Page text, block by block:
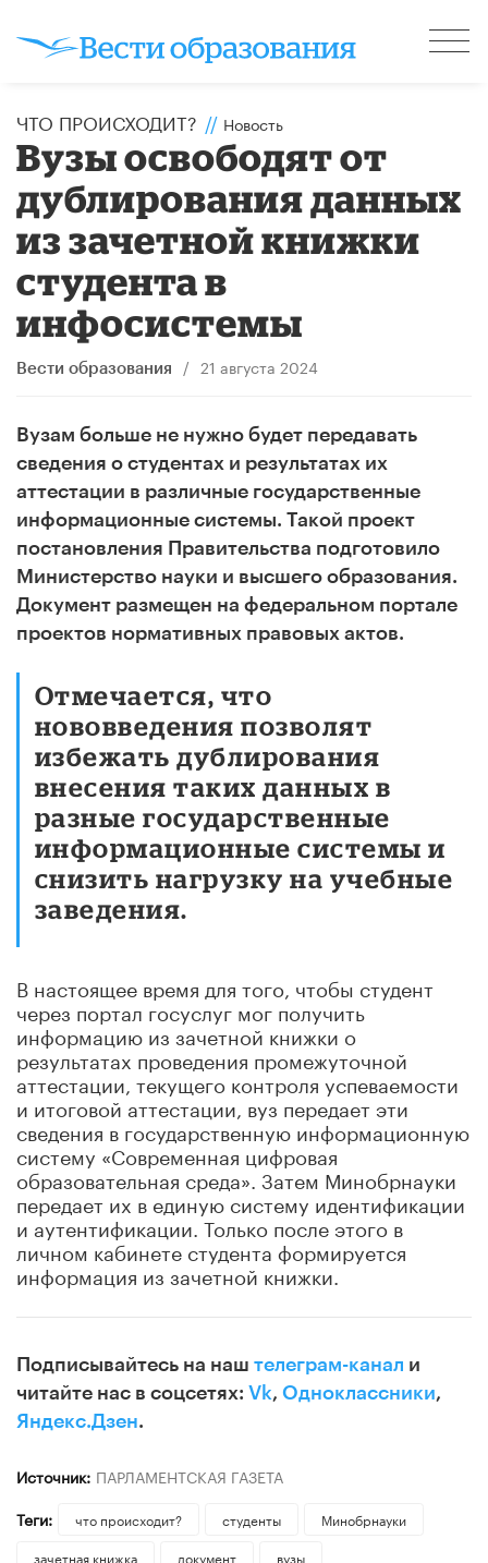
ЧТО ПРОИСХОДИТ? // Новость
Вузы освободят от
дублирования данных
из зачетной книжки
студента в
инфосистемы
Вести образования / 21 августа 2024
Вузам больше не нужно будет передавать
сведения о студентах и результатах их
аттестации в различные государственные
информационные системы. Такой проект
постановления Правительства подготовило
Министерство науки и высшего образования.
Документ размещен на федеральном портале
проектов нормативных правовых актов.
Отмечается, что
нововведения позволят
избежать дублирования
внесения таких данных в
разные государственные
информационные системы и
снизить нагрузку на учебные
заведения.
В настоящее время для того, чтобы студент
через портал госуслуг мог получить
информацию из зачетной книжки о
результатах проведения промежуточной
аттестации, текущего контроля успеваемости
и итоговой аттестации, вуз передает эти
сведения в государственную информационную
систему «Современная цифровая
образовательная среда». Затем Минобрнауки
передает их в единую систему идентификации
и аутентификации. Только после этого в
личном кабинете студента формируется
информация из зачетной книжки.
Подписывайтесь на наш телеграм-канал и
читайте нас в соцсетях: Vk, Одноклассники,
Яндекс.Дзен.
Источник: ПАРЛАМЕНТСКАЯ ГАЗЕТА
Теги:
что происходит? студенты
Минобрнауки
зачетная книжка
документ вузы